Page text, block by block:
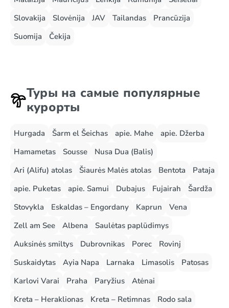
Slovakija
Slovėnija JAV Tailandas
Prancūzija
Suomija
Čekija
Туры на самые популярные
курорты
Hurgada Šarm el Šeichas apie. Mahe
apie. Džerba
Hamametas
Sousse
Nusa Dua (Balis)
Ari (Alifu) atolas
Šiaurės Malės atolas Bentota
Pataja
apie. Puketas
apie. Samui Dubajus Fujairah
Šardža
Stovykla
Eskaldas – Engordany Kaprun
Vena
Zell am See
Albena
Saulėtas paplūdimys
Auksinės smiltys
Dubrovnikas Porec
Rovinj
Suskaidytas
Ayia Napa Larnaka Limasolis
Patosas
Karlovi Varai
Praha Paryžius
Atėnai
Kreta – Heraklionas
Kreta – Retimnas
Rodo sala